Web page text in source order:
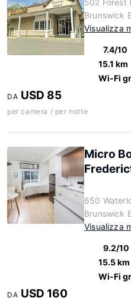
502 Forest
Brunswick
Visualizza
7.4/10
15.1 km
Wi-Fi
DA USD 85
per camera / per notte
Micro
650
Brunswick
Visualizza
9.2/10
15.5 km
Wi-Fi
DA USD 160